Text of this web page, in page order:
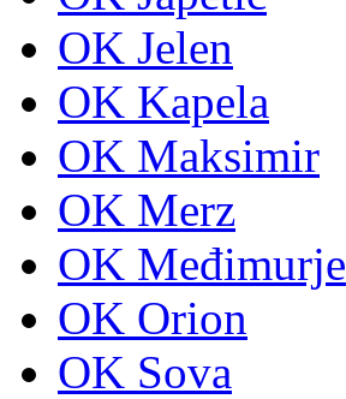
OK Jelen
OK Kapela
OK Maksimir
OK Merz
OK Međimurje
OK Orion
OK Sova